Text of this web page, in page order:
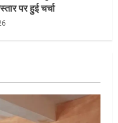
NEWS
निर्वाचन अधिकारी ने
क्षेत्र के पोलिंग बूथों का
के लिए 13 वीरांगनाओं का